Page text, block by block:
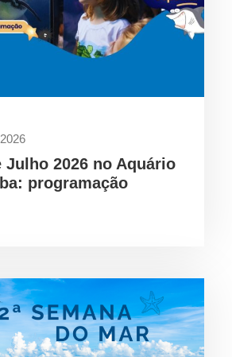
Julho 2026 no Aquário
programação